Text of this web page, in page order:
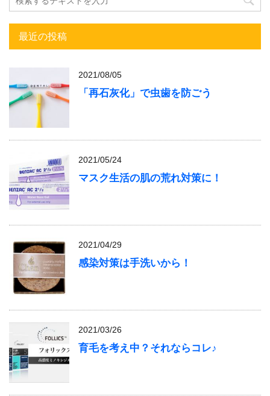
最近の投稿
2021/08/05
「再石灰化」で虫歯を防ごう
2021/05/24
マスク生活の肌の荒れ対策に！
2021/04/29
感染対策は手洗いから！
2021/03/26
育毛を考え中？それならコレ♪